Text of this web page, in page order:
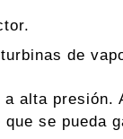
de
alta
se pueda